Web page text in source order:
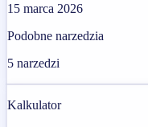
15 marca 2026
Podobne narzedzia
5 narzedzi
Kalkulator